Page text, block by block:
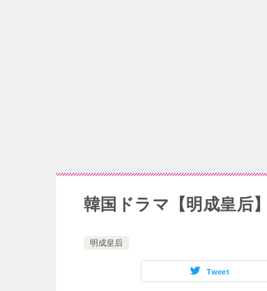
韓国ドラマ【明成皇后
明成皇后
Tweet